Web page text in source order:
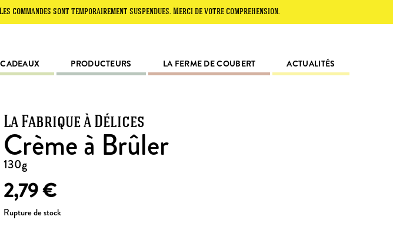
sont temporairement suspendues. Merci de votre compréhension.
CADEAUX PRODUCTEURS LA FERME DE COUBERT ACTUALITÉS
La Fabrique à Délices
Crème à Brûler
130g
2,79€
Rupture de stock